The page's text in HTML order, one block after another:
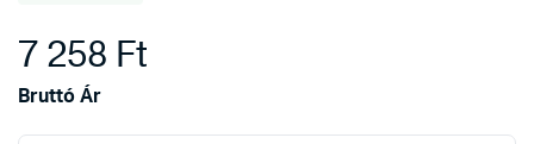
7 258 Ft
Bruttó Ár